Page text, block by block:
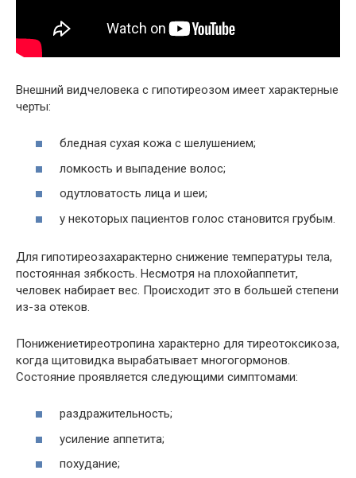
Внешний видчеловека с гипотиреозом имеет характерные
черты:
бледная сухая кожа с шелушением;
ломкость и выпадение волос;
одутловатость лица и шеи;
у некоторых пациентов голос становится грубым.
Для гипотиреозахарактерно снижение температуры тела,
постоянная зябкость. Несмотря на плохойаппетит,
человек набирает вес. Происходит это в большей степени
из-за отеков.
Понижениетиреотропина характерно для тиреотоксикоза,
когда щитовидка вырабатывает многогормонов.
Состояние проявляется следующими симптомами:
раздражительность;
усиление аппетита;
похудание;